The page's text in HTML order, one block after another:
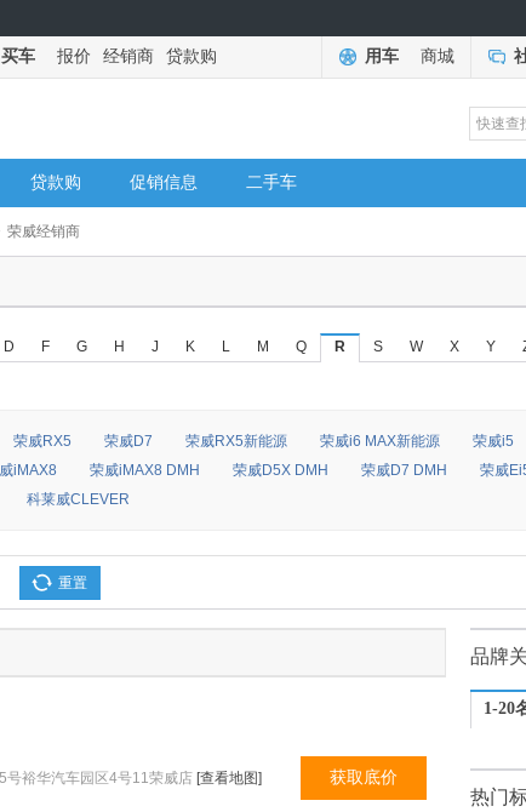
买车 报价 经销商 贷款购 用车 商城
贷款购 促销信息 二手车
荣威经销商
D F G H J K L M Q R S W X Y
荣威RX5 荣威D7 荣威RX5新能源 荣威i6 MAX新能源 荣威i5
iMAX8 荣威iMAX8 DMH 荣威D5X DMH 荣威D7 DMH 荣威
科莱威CLEVER
重置
号裕华汽车园区4号11荣威店 [查看地图]
获取底价
品牌
1-20
热门